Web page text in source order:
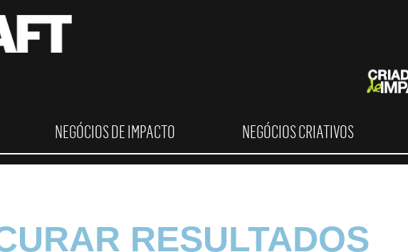
NEGÓCIOS DE IMPACTO NEGÓCIOS CRIATIVOS
RESULTADOS